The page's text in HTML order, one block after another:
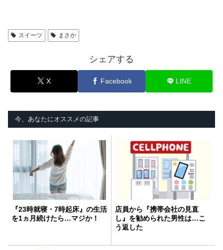
スイーツ まさか
シェアする
X Facebook LINE
今、あなたにオススメの記事
『23時就寝・7時起床』の生活
を1ヵ月続けたら…マジか！
店員から『携帯会社の見直
し』を勧められた男性は…こ
う返した